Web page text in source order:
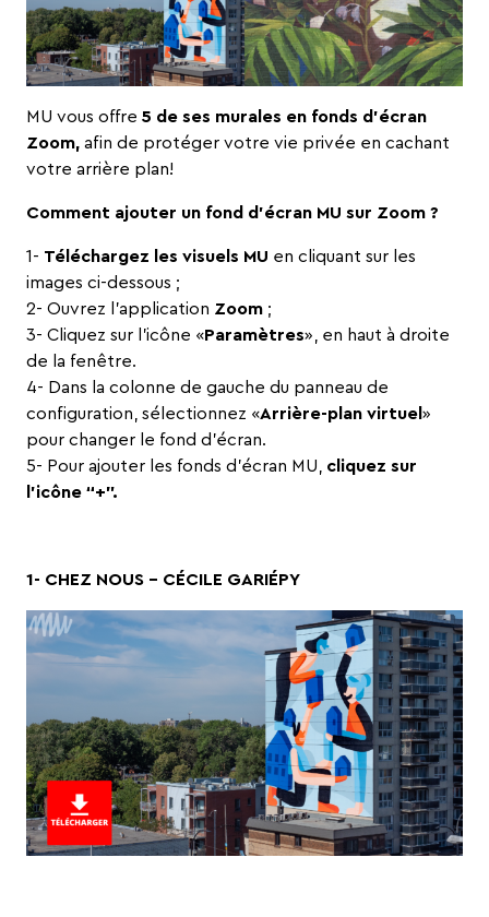
MU vous offre 5 de ses murales en fonds d’écran
Zoom, afin de protéger votre vie privée en cachant
votre arrière plan!
Comment ajouter un fond d’écran MU sur Zoom ?
1- Téléchargez les visuels MU en cliquant sur les
images ci-dessous ;
2- Ouvrez l’application Zoom ;
3- Cliquez sur l’icône «Paramètres», en haut à droite
de la fenêtre.
4- Dans la colonne de gauche du panneau de
configuration, sélectionnez «Arrière-plan virtuel »
pour changer le fond d’écran.
5- Pour ajouter les fonds d’écran MU, cliquez sur
l’icône “+”.
1- CHEZ NOUS – CÉCILE GARIÉPY